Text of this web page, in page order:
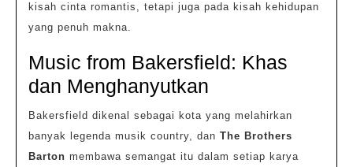
kisah cinta romantis, tetapi juga pada kisah kehidupan
yang penuh makna.
Music from Bakersfield: Khas
dan Menghanyutkan
Bakersfield dikenal sebagai kota yang melahirkan
banyak legenda musik country, dan The Brothers
Barton membawa semangat itu dalam setiap karya